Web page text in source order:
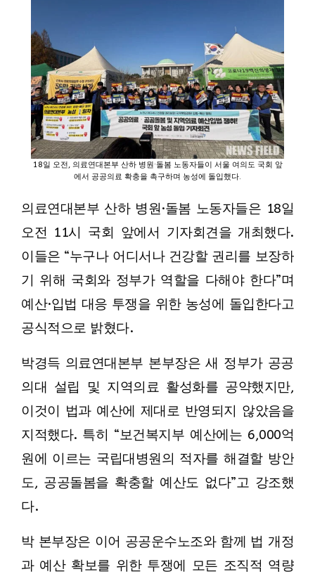
18일 오전, 의료연대본부 산하 병원·돌봄 노동자들이 서울 여의도 국회 앞
에서 공공의료 확충을 촉구하며 농성에 돌입했다.
의료연대본부 산하 병원·돌봄 노동자들은 18일
오전 11시 국회 앞에서 기자회견을 개최했다.
이들은 “누구나 어디서나 건강할 권리를 보장하
기 위해 국회와 정부가 역할을 다해야 한다”며
예산·입법 대응 투쟁을 위한 농성에 돌입한다고
공식적으로 밝혔다.
박경득 의료연대본부 본부장은 새 정부가 공공
의대 설립 및 지역의료 활성화를 공약했지만,
이것이 법과 예산에 제대로 반영되지 않았음을
지적했다. 특히 “보건복지부 예산에는 6,000억
원에 이르는 국립대병원의 적자를 해결할 방안
도, 공공돌봄을 확충할 예산도 없다”고 강조했
다.
박 본부장은 이어 공공운수노조와 함께 법 개정
과 예산 확보를 위한 투쟁에 모든 조직적 역량